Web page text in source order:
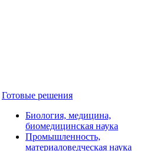
Готовые решения
Биология, медицина,
биомедицинская наука
Промышленность,
материаловедческая наука